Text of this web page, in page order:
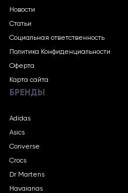
Новости
Статьи
Социальная ответственность
Политика Конфиденциальности
Оферта
Карта сайта
БРЕНДЫ
Adidas
Asics
Converse
Crocs
Dr Martens
Havaianas